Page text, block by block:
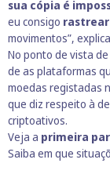
sua cópia é
eu consigo
movimentos”,
No ponto de vista
de as plataformas
moedas registadas
que diz respeito à
criptoativos.
Veja a primeira
Saiba em que